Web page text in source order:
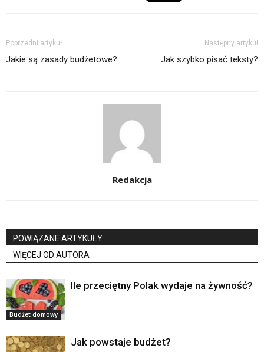
Poprzedni artykuł
Jakie są zasady budżetowe?
Następny artykuł
Jak szybko pisać teksty?
Redakcja
POWIĄZANE ARTYKUŁY
WIĘCEJ OD AUTORA
Budżet domowy
Ile przeciętny Polak wydaje na żywność?
Jak powstaje budżet?